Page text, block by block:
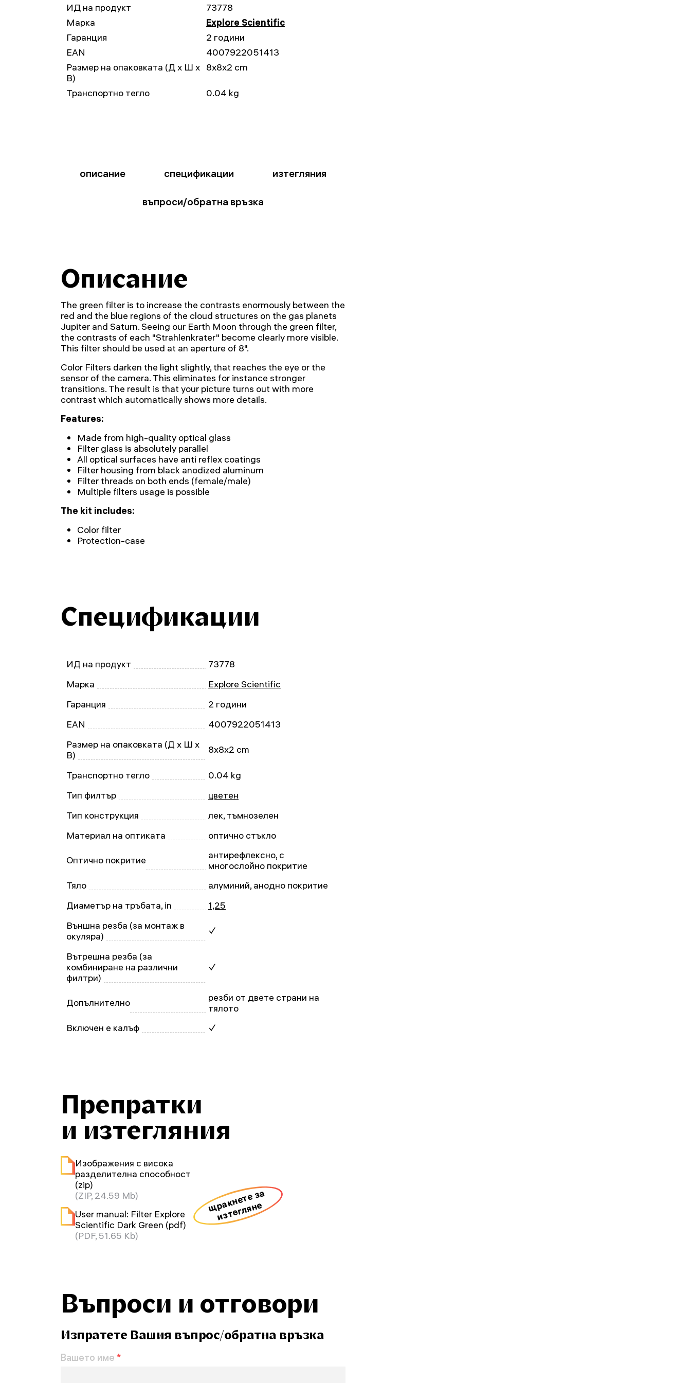
ИД на продукт
73778
Марка
Explore Scientific
Гаранция
2 години
EAN
4007922051413
Размер на опаковката (Д x Ш x
В)
8x8x2 cm
Транспортно тегло 0.04 kg
описание спецификации изтегляния
въпроси/обратна връзка
Описание
The green filter is to increase the contrasts enormously between the
red and the blue regions of the cloud structures on the gas planets
Jupiter and Saturn. Seeing our Earth Moon through the green filter,
the contrasts of each "Strahlenkrater" become clearly more visible.
This filter should be used at an aperture of 8".
Color Filters darken the light slightly, that reaches the eye or the
sensor of the camera. This eliminates for instance stronger
transitions. The result is that your picture turns out with more
contrast which automatically shows more details.
Features:
Made from high-quality optical glass
Filter glass is absolutely parallel
All optical surfaces have anti reflex coatings
Filter housing from black anodized aluminum
Filter threads on both ends (female/male)
Multiple filters usage is possible
The kit includes:
Color filter
Protection-case
Спецификации
ИД на продукт
73778
Марка
Explore Scientific
Гаранция
2 години
EAN
4007922051413
Размер на опаковката (Д x Ш x
В)
8x8x2 cm
Транспортно тегло
0.04 kg
Тип филтър
цветен
Тип конструкция
лек, тъмнозелен
Материал на оптиката
оптично стъкло
Оптично покритие
антирефлексно, с
многослойно покритие
Тяло
алуминий, анодно покритие
Диаметър на тръбата, in
1,25
Външна резба (за монтаж в
окуляра)
✓
Вътрешна резба (за
комбиниране на различни
филтри)
✓
Допълнително
резби от двете страни на
тялото
Включен е калъф
✓
Препратки
и изтегляния
Изображения с висока
разделителна способност
(zip)
(ZIP, 24.59 Mb)
User manual: Filter Explore
Scientific Dark Green (pdf)
(PDF, 51.65 Kb)
щракнете за
изтегляне
Въпроси и отговори
Изпратете Вашия въпрос/обратна връзка
Вашето име *